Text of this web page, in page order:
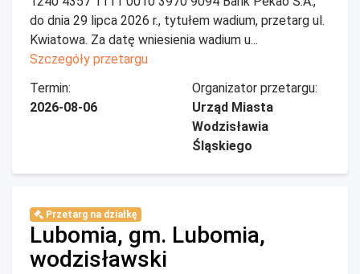
do dnia 29 lipca 2026 r., tytułem wadium, przetarg ul.
Kwiatowa. Za datę wniesienia wadium u...
Szczegóły przetargu
Termin:
2026-08-06
Organizator przetargu:
Urząd Miasta
Wodzisławia
Śląskiego
Przetarg na działkę
Lubomia, gm. Lubomia,
wodzisławski